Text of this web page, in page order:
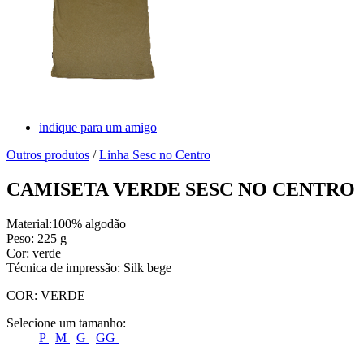
indique para um amigo
Outros produtos /Linha Sesc no Centro
CAMISETA VERDE SESC NO CENTRO
Material:100% algodão
Peso: 225 g
Cor: verde
Técnica de impressão: Silk bege
COR: VERDE
Selecione um tamanho:
P
M G GG